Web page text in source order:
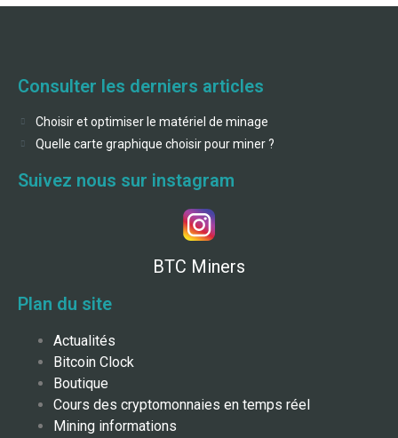
Consulter les derniers articles
Choisir et optimiser le matériel de minage
Quelle carte graphique choisir pour miner ?
Suivez nous sur instagram
BTC Miners
Plan du site
Actualités
Bitcoin Clock
Boutique
Cours des cryptomonnaies en temps réel
Mining informations